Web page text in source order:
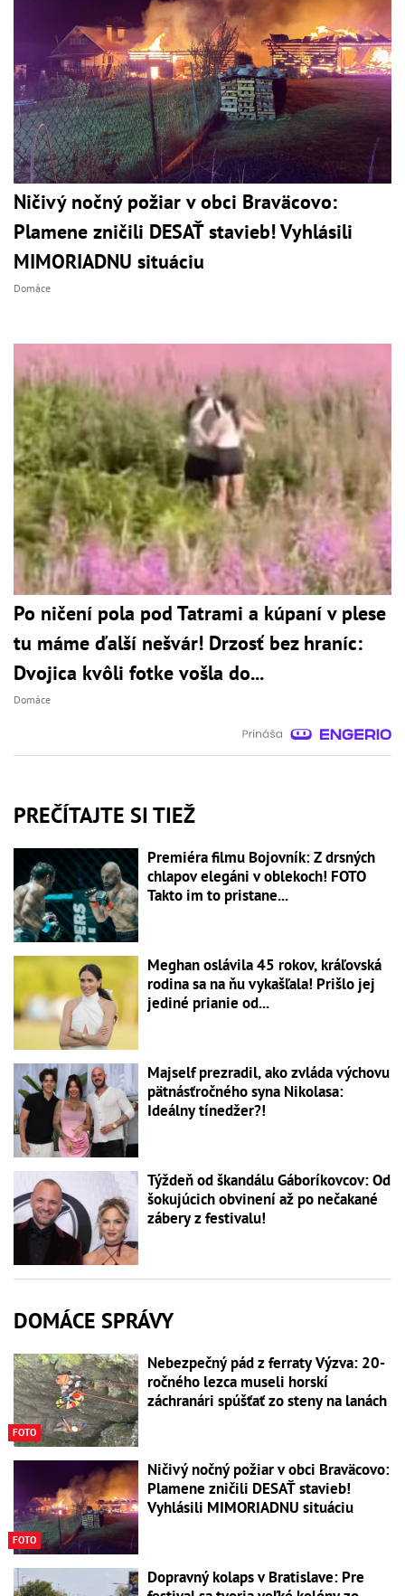
Ničivý nočný požiar v obci Braväcovo:
Plamene zničili DESAŤ stavieb! Vyhlásili
MIMORIADNU situáciu
Domáce
Po ničení pola pod Tatrami a kúpaní v plese
tu máme ďalší nešvár! Drzosť bez hraníc:
Dvojica kvôli fotke vošla do...
Domáce
PREČÍTAJTE SI TIEŽ
Premiéra filmu Bojovník: Z drsných
chlapov elegáni v oblekoch! FOTO
Takto im to pristane...
Meghan oslávila 45 rokov, kráľovská
rodina sa na ňu vykašľala! Prišlo jej
jediné prianie od...
Majself prezradil, ako zvláda výchovu
pätnásťročného syna Nikolasa:
Ideálny tínedžer?!
Týždeň od škandálu Gáboríkovcov: Od
šokujúcich obvinení až po nečakané
zábery z festivalu!
DOMÁCE SPRÁVY
FOTO
Nebezpečný pád z ferraty Výzva: 20-
ročného lezca museli horskí
záchranári spúšťať zo steny na lanách
FOTO
Ničivý nočný požiar v obci Braväcovo:
Plamene zničili DESAŤ stavieb!
Vyhlásili MIMORIADNU situáciu
Dopravný kolaps v Bratislave: Pre